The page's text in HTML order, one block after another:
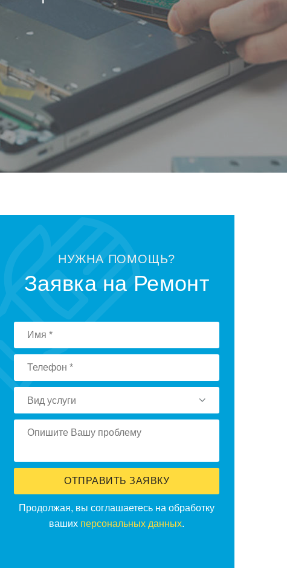
НУЖНА ПОМОЩЬ?
Заявка на Ремонт
Вид услуги
ОТПРАВИТЬ ЗАЯВКУ
Продолжая, вы соглашаетесь на обработку
ваших персональных данных.